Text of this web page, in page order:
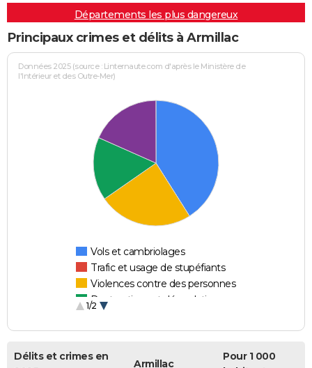
Départements les plus dangereux
Principaux crimes et délits à Armillac
Données 2025 (source : Linternaute.com d'après le Ministère de
l'Intérieur et des Outre-Mer)
Vols et cambriolages
Trafic et usage de stupéfiants
Violences contre des personnes
Destructions et dégradations
1/2
Délits et crimes en
Armillac
Pour 1 000